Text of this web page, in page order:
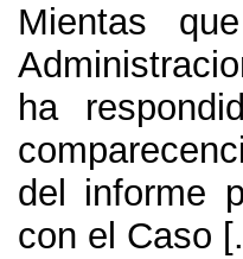
Mientas
ha
del informe
con el Caso